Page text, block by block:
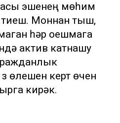
эшенең мөһим
Моннан тыш,
һәр оешмага
актив катнашу
өлешен кертү өчен
кирәк.